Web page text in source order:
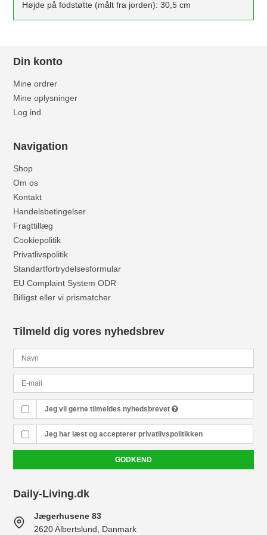
Højde på fodstøtte (målt fra jorden): 30,5 cm
Din konto
Mine ordrer
Mine oplysninger
Log ind
Navigation
Shop
Om os
Kontakt
Handelsbetingelser
Fragttillæg
Cookiepolitik
Privatlivspolitik
Standartfortrydelsesformular
EU Complaint System ODR
Billigst eller vi prismatcher
Tilmeld dig vores nyhedsbrev
Jeg vil gerne tilmeldes nyhedsbrevet
Jeg har læst og accepterer privatlivspolitikken
GODKEND
Daily-Living.dk
Jægerhusene 83
2620 Albertslund, Danmark